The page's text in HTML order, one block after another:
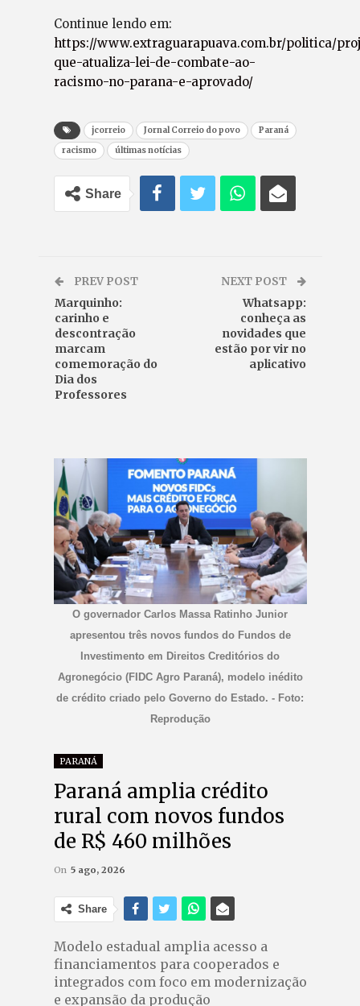
Continue lendo em:
https://www.extraguarapuava.com.br/politica/
que-atualiza-lei-de-combate-ao-
racismo-no-parana-e-aprovado/
jcorreio Jornal Correio do povo
Paraná
racismo
últimas notícias
Share
PREV POST
Marquinho:
carinho e
descontração
marcam
comemoração do
Dia dos
Professores
NEXT POST
Whatsapp:
conheça as
novidades que
estão por vir no
aplicativo
O governador Carlos Massa Ratinho Junior
apresentou três novos fundos do Fundos de
Investimento em Direitos Creditórios do
Agronegócio (FIDC Agro Paraná), modelo inédito
de crédito criado pelo Governo do Estado. - Foto:
Reprodução
PARANÁ
Paraná amplia crédito
rural com novos fundos
de R$ 460 milhões
On 5 ago, 2026
Share
Modelo estadual amplia acesso a
financiamentos para cooperados e
integrados com foco em modernização
e expansão da produção